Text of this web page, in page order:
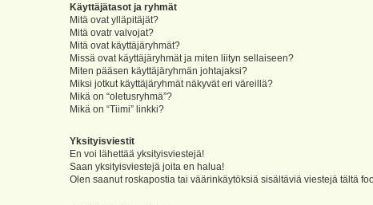
Käyttäjätasot ja ryhmät
Mitä ovat ylläpitäjät?
Mitä ovatr valvojat?
Mitä ovat käyttäjäryhmät?
Missä ovat käyttäjäryhmät ja miten liityn sellaiseen?
Miten pääsen käyttäjäryhmän johtajaksi?
Miksi jotkut käyttäjäryhmät näkyvät eri väreillä?
Mikä on “oletusryhmä”?
Mikä on “Tiimi” linkki?
Yksityisviestit
En voi lähettää yksityisviestejä!
Saan yksityisviestejä joita en halua!
Olen saanut roskapostia tai väärinkäytöksiä sisältäviä viestejä tältä